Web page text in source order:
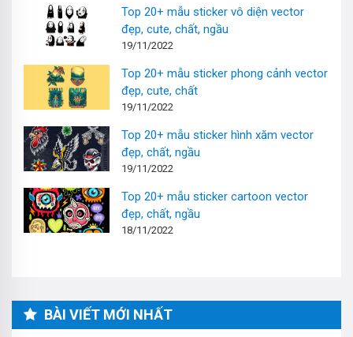
Top 20+ mẫu sticker vô diện vector
đẹp, cute, chất, ngầu
19/11/2022
Top 20+ mẫu sticker phong cảnh vector
đẹp, cute, chất
19/11/2022
Top 20+ mẫu sticker hình xăm vector
đẹp, chất, ngầu
19/11/2022
Top 20+ mẫu sticker cartoon vector
đẹp, chất, ngầu
18/11/2022
BÀI VIẾT MỚI NHẤT